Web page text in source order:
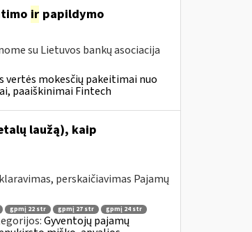
irpapildymo
su Lietuvos bankų asociacija
vertės mokesčių pakeitimai nuo
paaiškinimai Fintech
laužą), kaip
perskaičiavimas Pajamų
gpmį 22 str gpmį 27 str
gpmį 24 str
Gyventojų pajamų